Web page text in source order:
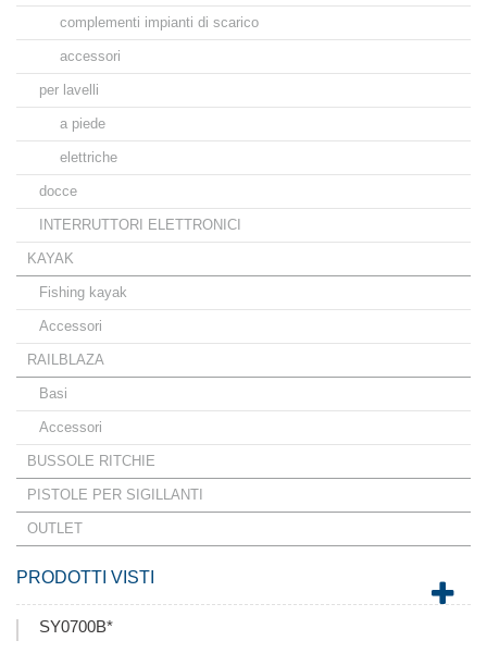
complementi impianti di scarico
accessori
per lavelli
a piede
elettriche
docce
INTERRUTTORI ELETTRONICI
KAYAK
Fishing kayak
Accessori
RAILBLAZA
Basi
Accessori
BUSSOLE RITCHIE
PISTOLE PER SIGILLANTI
OUTLET
PRODOTTI VISTI
SY0700B*